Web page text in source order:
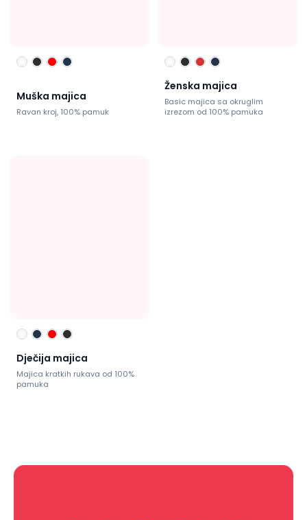
Muška majica
Ravan kroj, 100% pamuk
Ženska majica
Basic majica sa okruglim
izrezom od 100% pamuka
Dječija majica
Majica kratkih rukava od 100%
pamuka